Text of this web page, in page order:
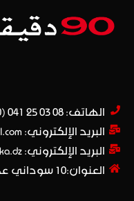
الهاتف: 08 03 25 041 (00 213) +​
البريد الإلكتروني: journal90minutes2006@gmail.com
البريد الإلكتروني: contact@ 90dakika.dz
العنوان:10 سوداني عمر- مارافال - وهران, الجزائر.